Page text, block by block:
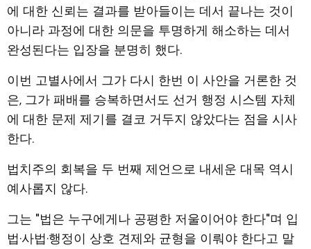
에 대한 신뢰는 결과를 받아들이는 데서 끝나는 것이
아니라 과정에 대한 의문을 투명하게 해소하는 데서
완성된다는 입장을 분명히 했다.
이번 고별사에서 그가 다시 한번 이 사안을 거론한 것
은, 그가 패배를 승복하면서도 선거 행정 시스템 자체
에 대한 문제 제기를 결코 거두지 않았다는 점을 시사
한다.
법치주의 회복을 두 번째 제언으로 내세운 대목 역시
예사롭지 않다.
그는 "법은 누구에게나 공평한 저울이어야 한다"며 입
법·사법·행정이 상호 견제와 균형을 이뤄야 한다고 말